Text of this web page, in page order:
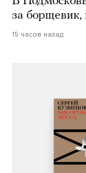
за
15 часов назад